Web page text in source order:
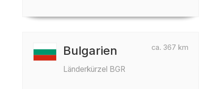
ca. 367 km
Bulgarien
Länderkürzel BGR